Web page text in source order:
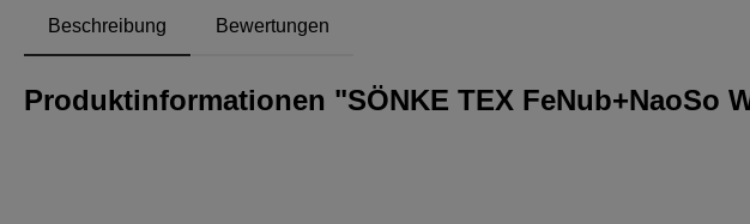
Beschreibung Bewertungen
Produktinformationen "SÖNKE TEX FeNub+NaoSo